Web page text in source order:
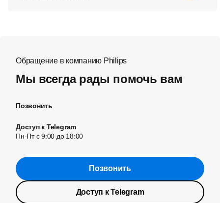
Обращение в компанию Philips
Мы всегда рады помочь вам
Позвонить
Доступ к Telegram
Пн-Пт с 9:00 до 18:00
Позвонить
Доступ к Telegram